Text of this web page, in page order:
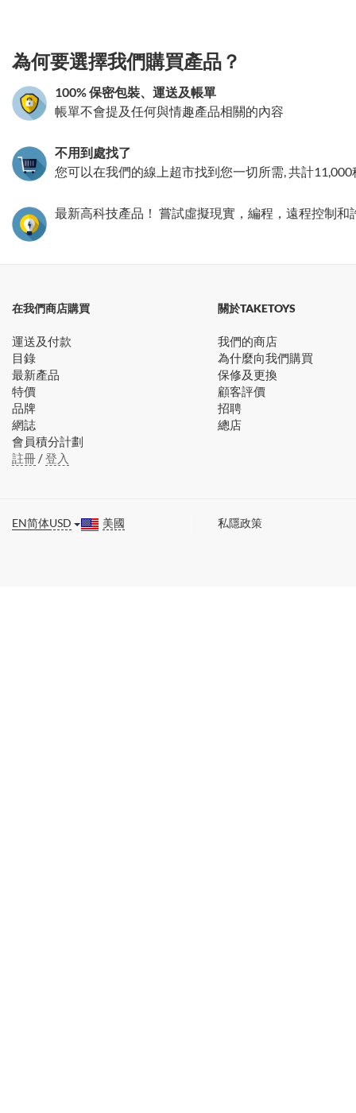
為何要選擇我們購買產品？
100% 保密包裝、運送及帳單
帳單不會提及任何與情趣產品相關的內容
不用到處找了
您可以在我們的線上超市找到您一切所需, 共計11,000
最新高科技產品！ 嘗試虛擬現實，編程，遠程控制
在我們商店購買
運送及付款
目錄
最新產品
特價
品牌
網誌
會員積分計劃
註冊/登入
關於TAKETOYS
我們的商店
為什麼向我們購買
保修及更換
顧客評價
招聘
總店
EN简体USD 美國 私隱政策